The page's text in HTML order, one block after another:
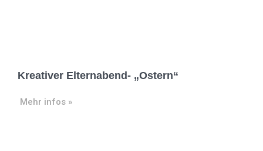
Kreativer Elternabend- „Ostern“
Mehr infos »